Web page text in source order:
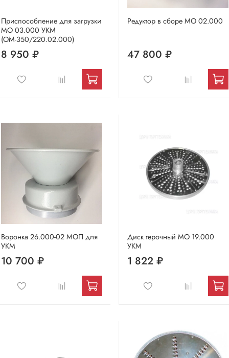
Приспособление для загрузки
МО 03.000 УКМ
(ОМ-350/220.02.000)
8 950 ₽
Редуктор в сборе МО 02.000
47 800 ₽
Воронка 26.000-02 МОП для
УКМ
10 700 ₽
Диск терочный МО 19.000
УКМ
1 822 ₽